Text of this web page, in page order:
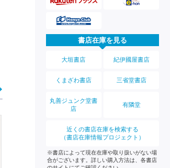
書店在庫を見る
大垣書店 紀伊國屋書店
くまざわ書店 三省堂書店
丸善ジュンク堂書
店
有隣堂
近くの書店在庫を検索する
（書店在庫情報プロジェクト）
※書店によって現在在庫や取り扱いがない場
合がございます。詳しい購入方法は、各書店